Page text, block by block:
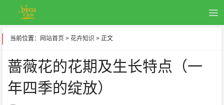
当前位置： 网站首页 > 花卉知识 > 正文
蔷薇花的花期及生长特点（一
年四季的绽放）